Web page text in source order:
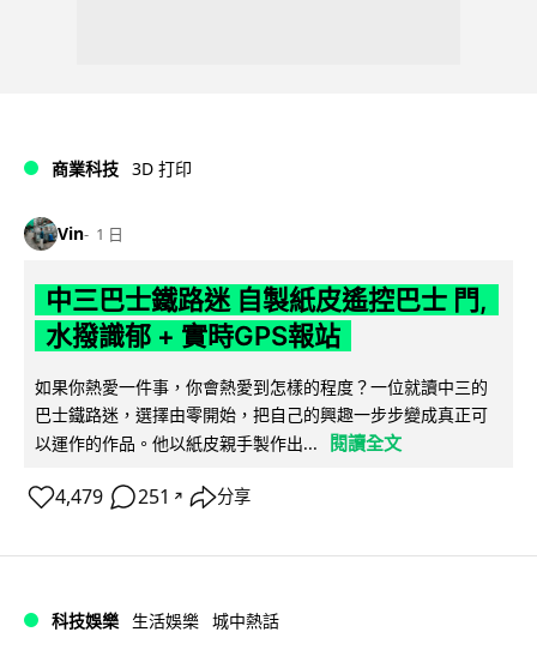
商業科技 3D 打印
Vin 1 日
中三巴士鐵路迷 自製紙皮遙控巴士 門,
水撥識郁 + 實時GPS報站
如果你熱愛一件事，你會熱愛到怎樣的程度？一位就讀中三的
巴士鐵路迷，選擇由零開始，把自己的興趣一步步變成真正可
以運作的作品。他以紙皮親手製作出...
閱讀全文
4,479 251 ↗ 分享
科技娛樂 生活娛樂 城中熱話